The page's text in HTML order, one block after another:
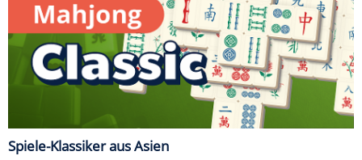
Spiele-Klassiker aus Asien